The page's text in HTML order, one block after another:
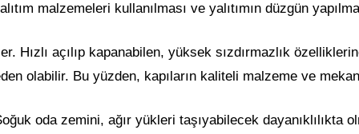
malzemeleri kullanılması ve yalıtımın düzgün
Hızlı açılıp kapanabilen, yüksek sızdırmazlık
olabilir. Bu yüzden, kapıların kaliteli malzeme ve
oda zemini, ağır yükleri taşıyabilecek dayanıklılıkta